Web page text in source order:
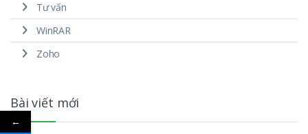
Tư vấn
WinRAR
Zoho
Bài viết mới
←